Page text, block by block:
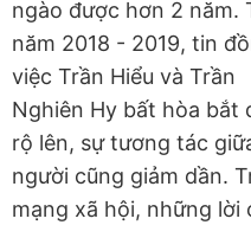
ngào được hơn 2 năm.
năm 2018 - 2019, tin
việc Trần Hiểu và Trần
Nghiên Hy bất hòa bắt
rộ lên, sự tương tác
người cũng giảm dần.
mạng xã hội, những lời